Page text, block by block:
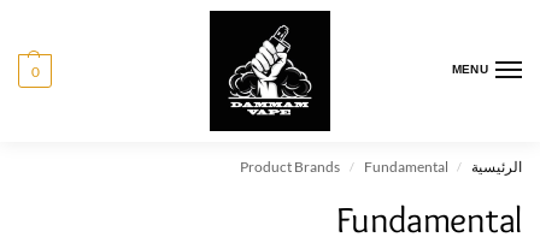
MENU
0
الرئيسية /
Product Brands / Fundamental
Fundamental